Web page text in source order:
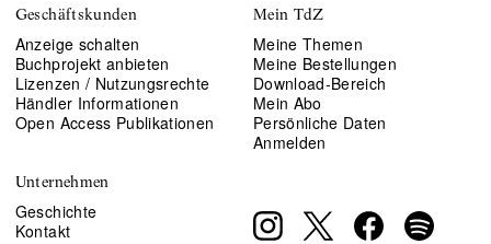
Geschäftskunden
Anzeige schalten
Buchprojekt anbieten
Lizenzen / Nutzungsrechte
Händler Informationen
Open Access Publikationen
Mein TdZ
Meine Themen
Meine Bestellungen
Download-Bereich
Mein Abo
Persönliche Daten
Anmelden
Unternehmen
Geschichte
Kontakt